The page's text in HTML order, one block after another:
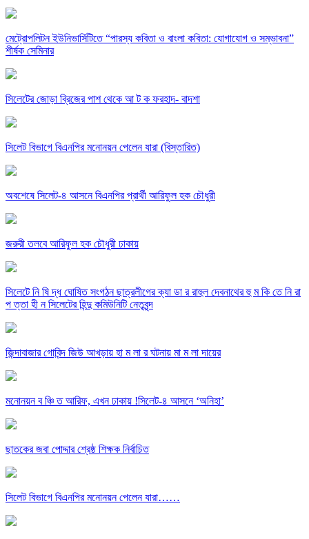
মেট্রোপলিটন ইউনিভার্সিটিতে “পারস্য কবিতা ও বাংলা কবিতা: যোগাযোগ ও সম্ভাবনা”
শীর্ষক সেমিনার
সিলেটের জোড়া ব্রিজের পাশ থেকে আ ট ক ফরহাদ- বাদশা
সিলেট বিভাগে বিএনপির মনোনয়ন পেলেন যারা (বিস্তারিত)
অবশেষে সিলেট-৪ আসনে বিএনপির প্রার্থী আরিফুল হক চৌধুরী
জরুরী তলবে আরিফুল হক চৌধুরী ঢাকায়
সিলেটে নি ষি দ্ধ ঘোষিত সংগঠন ছাত্রলীগের ক্যা ডা র রাহুল দেবনাথের হু ম কি তে নি রা
প ত্তা হী ন সিলেটের হিন্দু কমিউনিটি নেতৃবৃন্দ
জিন্দাবাজার গোবিন্দ জিউ আখড়ায় হা ম লা র ঘটনায় মা ম লা দায়ের
মনোনয়ন ব ঞ্চি ত আরিফ, এখন ঢাকায় !সিলেট-৪ আসনে ‘অনিহা’
ছাতকের জবা পোদ্দার শ্রেষ্ঠ শিক্ষক নির্বাচিত
সিলেট বিভাগে বিএনপির মনোনয়ন পেলেন যারা……